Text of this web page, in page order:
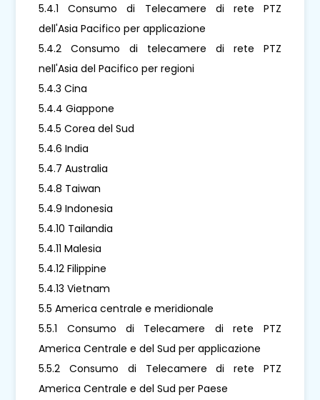
5.4.1 Consumo di Telecamere di rete PTZ
dell'Asia Pacifico per applicazione
5.4.2 Consumo di telecamere di rete PTZ
nell'Asia del Pacifico per regioni
5.4.3 Cina
5.4.4 Giappone
5.4.5 Corea del Sud
5.4.6 India
5.4.7 Australia
5.4.8 Taiwan
5.4.9 Indonesia
5.4.10 Tailandia
5.4.11 Malesia
5.4.12 Filippine
5.4.13 Vietnam
5.5 America centrale e meridionale
5.5.1 Consumo di Telecamere di rete PTZ
America Centrale e del Sud per applicazione
5.5.2 Consumo di Telecamere di rete PTZ
America Centrale e del Sud per Paese